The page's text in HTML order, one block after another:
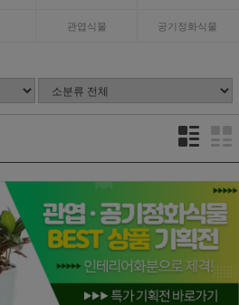
관엽식물 공기정화식물